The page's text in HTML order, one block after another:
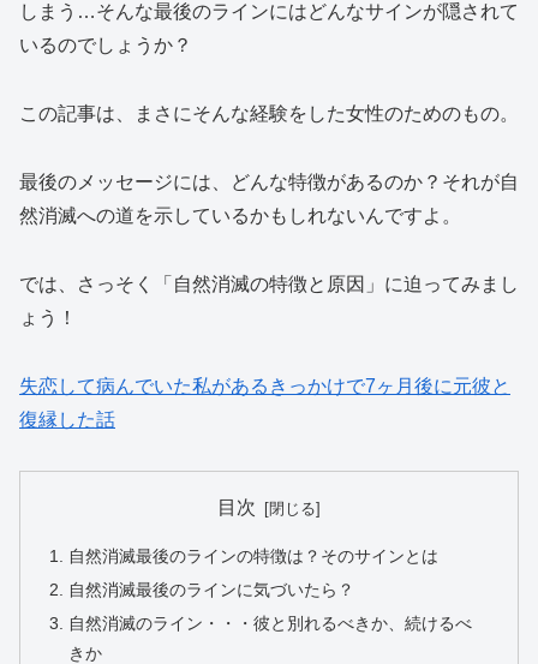
しまう…そんな最後のラインにはどんなサインが隠されて
いるのでしょうか？
この記事は、まさにそんな経験をした女性のためのもの。
最後のメッセージには、どんな特徴があるのか？それが自
然消滅への道を示しているかもしれないんですよ。
では、さっそく「自然消滅の特徴と原因」に迫ってみまし
ょう！
失恋して病んでいた私があるきっかけで7ヶ月後に元彼と
復縁した話
目次
自然消滅最後のラインの特徴は？そのサインとは
自然消滅最後のラインに気づいたら？
自然消滅のライン・・・彼と別れるべきか、続けるべ
きか